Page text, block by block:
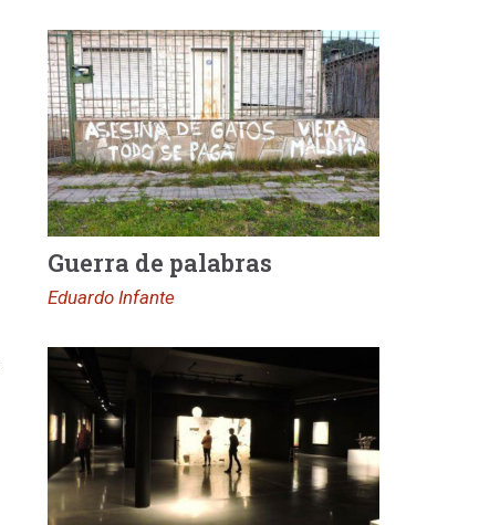
Guerra de palabras
Eduardo Infante